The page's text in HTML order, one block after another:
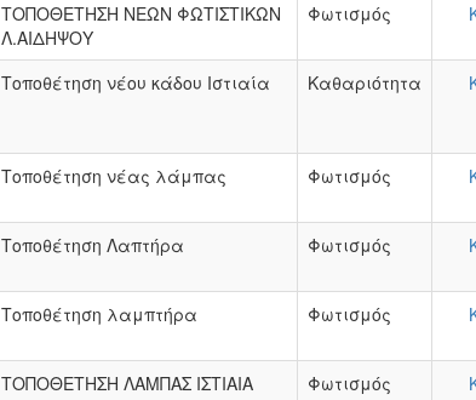
ΤΟΠΟΘΕΤΗΣΗ ΝΕΩΝ ΦΩΤΙΣΤΙΚΩΝ
Λ.ΑΙΔΗΨΟΥ
Φωτισμός
Τοποθέτηση νέου κάδου Ιστιαία Καθαριότητα
Τοποθέτηση νέας λάμπας Φωτισμός
Τοποθέτηση Λαπτήρα Φωτισμός
Τοποθέτηση λαμπτήρα Φωτισμός
ΤΟΠΟΘΕΤΗΣΗ ΛΑΜΠΑΣ ΙΣΤΙΑΙΑ Φωτισμός